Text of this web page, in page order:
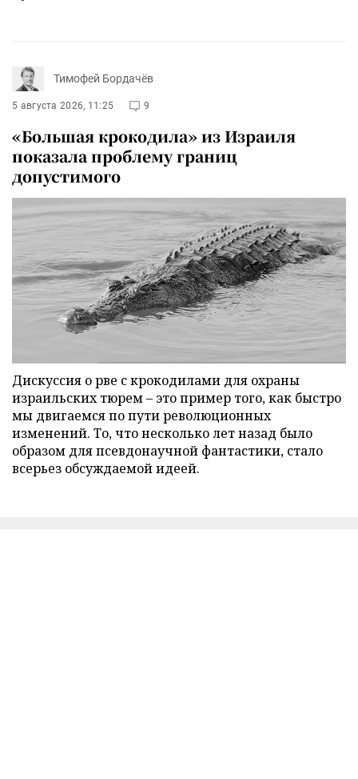
Тимофей Бордачёв
5 августа 2026, 11:25 9
«Большая крокодила» из Израиля
показала проблему границ
допустимого
Дискуссия о рве с крокодилами для охраны
израильских тюрем – это пример того, как быстро
мы двигаемся по пути революционных
изменений. То, что несколько лет назад было
образом для псевдонаучной фантастики, стало
всерьез обсуждаемой идеей.